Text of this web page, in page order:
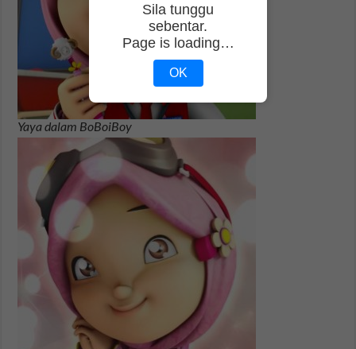
Yaya dalam BoBoiBoy
Sila tunggu
sebentar.
Page is loading…
OK